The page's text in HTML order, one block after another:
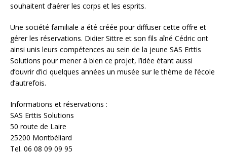
souhaitent d’aérer les corps et les esprits.
Une société familiale a été créée pour diffuser cette offre et
gérer les réservations. Didier Sittre et son fils aîné Cédric ont
ainsi unis leurs compétences au sein de la jeune SAS Erttis
Solutions pour mener à bien ce projet, l’idée étant aussi
d’ouvrir d’ici quelques années un musée sur le thème de l’école
d’autrefois.
Informations et réservations :
SAS Erttis Solutions
50 route de Laire
25200 Montbéliard
Tel. 06 08 09 09 95